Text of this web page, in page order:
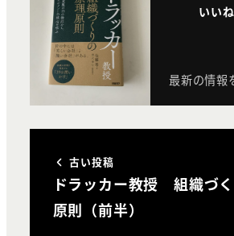
いい
最新の情報
古い投稿
ドラッカー教授 組織づ
原則（前半）